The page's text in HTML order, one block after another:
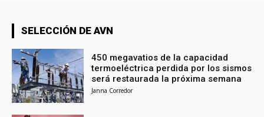
SELECCIÓN DE AVN
450 megavatios de la capacidad
termoeléctrica perdida por los sismos
será restaurada la próxima semana
Janna Corredor